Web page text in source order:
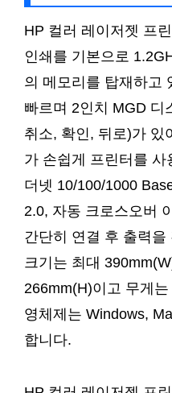
HP 컬러 레이저젯 프
인쇄를 기본으로
의 메모리를 탑재하고
빠르며 2인치 MGD 디
취소, 확인, 뒤로)가 있
가 손쉽게 프린터를 사
더넷 10/100/1000
2.0, 자동 크로스오버
간단히 연결 후 출력을
크기는 최대
266mm(H)이고 무게
영체제는 Windows,
합니다.